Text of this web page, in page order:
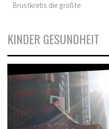
Brustkrebs die größte
KINDER GESUNDHEIT